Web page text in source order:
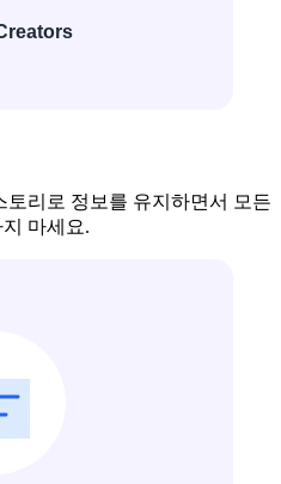
리로 정보를 유지하면서 모든
마세요.